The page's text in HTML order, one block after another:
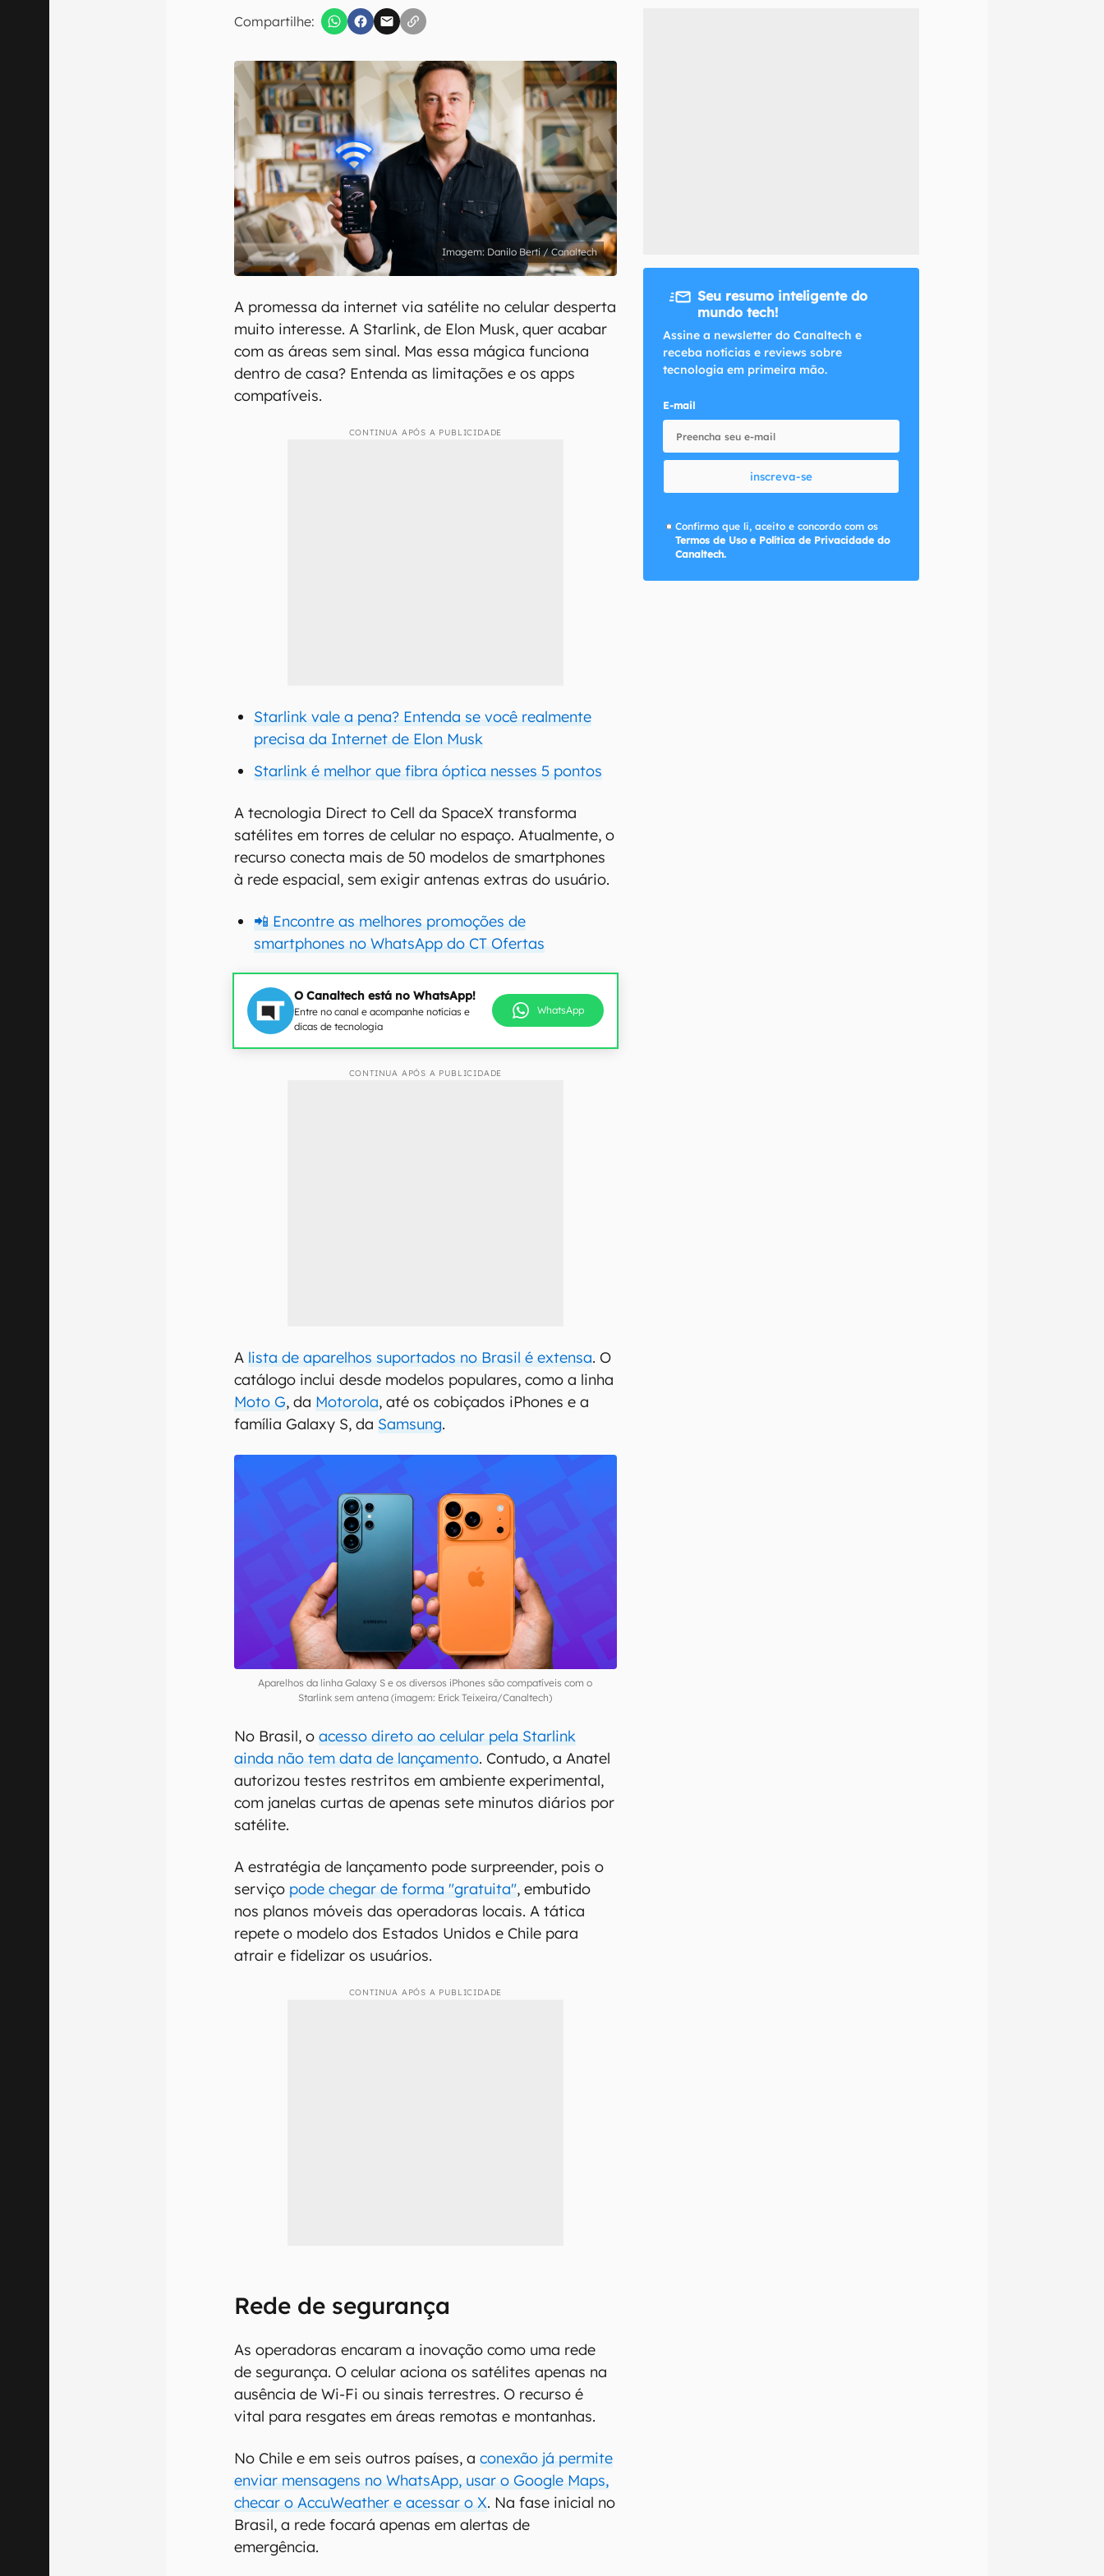
Compartilhe:
inscreva-se
Confirmo que li, aceito e concordo com os Termos de Uso e Política de Privacidade do Canaltech.
Danilo Berti / Canaltech
A promessa da internet via satélite no celular desperta
muito interesse. A Starlink, de Elon Musk, quer acabar
com as áreas sem sinal. Mas essa mágica funciona
dentro de casa? Entenda as limitações e os apps
compatíveis.
CONTINUA APÓS A PUBLICIDADE
Starlink vale a pena? Entenda se você realmente
precisa da Internet de Elon Musk
Starlink é melhor que fibra óptica nesses 5 pontos
A tecnologia Direct to Cell da SpaceX transforma
satélites em torres de celular no espaço. Atualmente, o
recurso conecta mais de 50 modelos de smartphones
à rede espacial, sem exigir antenas extras do usuário.
📲 Encontre as melhores promoções de
smartphones no WhatsApp do CT Ofertas
O Canaltech está no WhatsApp!
Entre no canal e acompanhe notícias e
dicas de tecnologia
WhatsApp
CONTINUA APÓS A PUBLICIDADE
A lista de aparelhos suportados no Brasil é extensa. O
catálogo inclui desde modelos populares, como a linha
Moto G, da Motorola, até os cobiçados iPhones e a
família Galaxy S, da Samsung.
Aparelhos da linha Galaxy S e os diversos iPhones são compatíveis com o
Starlink sem antena (imagem: Erick Teixeira/Canaltech)
No Brasil, oacesso direto ao celular pela Starlink
ainda não tem data de lançamento. Contudo, a Anatel
autorizou testes restritos em ambiente experimental,
com janelas curtas de apenas sete minutos diários por
satélite.
A estratégia de lançamento pode surpreender, pois o
serviço pode chegar de forma "gratuita", embutido
nos planos móveis das operadoras locais. A tática
repete o modelo dos Estados Unidos e Chile para
atrair e fidelizar os usuários.
CONTINUA APÓS A PUBLICIDADE
Rede de segurança
As operadoras encaram a inovação como uma rede
de segurança. O celular aciona os satélites apenas na
ausência de Wi-Fi ou sinais terrestres. O recurso é
vital para resgates em áreas remotas e montanhas.
No Chile e em seis outros países, aconexão já permite
enviar mensagens no WhatsApp, usar o Google Maps,
checar o AccuWeather e acessar o X. Na fase inicial no
Brasil, a rede focará apenas em alertas de
emergência.
Seu resumo inteligente do
mundo tech!
Assine a newsletter do Canaltech e
receba notícias e reviews sobre
tecnologia em primeira mão.
E-mail
inscreva-se
Confirmo que li, aceito e concordo com os
Termos de Uso e Política de Privacidade do
Canaltech.